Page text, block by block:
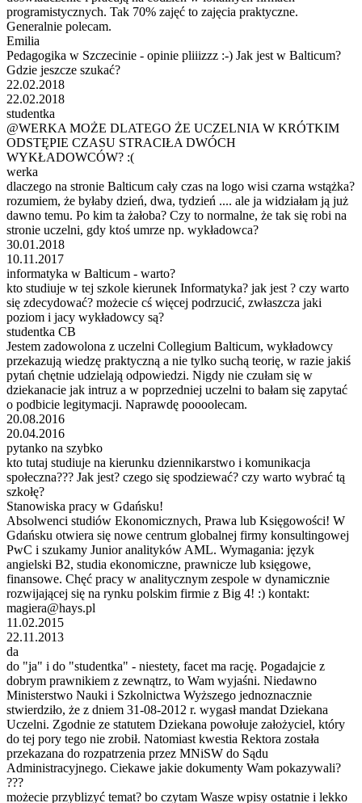
programistycznych. Tak 70% zajęć to zajęcia praktyczne.
Generalnie polecam.
Emilia
Pedagogika w Szczecinie - opinie pliiizzz :-) Jak jest w Balticum?
Gdzie jeszcze szukać?
22.02.2018
22.02.2018
studentka
@WERKA MOŻE DLATEGO ŻE UCZELNIA W KRÓTKIM
ODSTĘPIE CZASU STRACIŁA DWÓCH
WYKŁADOWCÓW? :(
werka
dlaczego na stronie Balticum cały czas na logo wisi czarna wstążka?
rozumiem, że byłaby dzień, dwa, tydzień .... ale ja widziałam ją już
dawno temu. Po kim ta żałoba? Czy to normalne, że tak się robi na
stronie uczelni, gdy ktoś umrze np. wykładowca?
30.01.2018
10.11.2017
informatyka w Balticum - warto?
kto studiuje w tej szkole kierunek Informatyka? jak jest ? czy warto
się zdecydować? możecie cś więcej podrzucić, zwłaszcza jaki
poziom i jacy wykładowcy są?
studentka CB
Jestem zadowolona z uczelni Collegium Balticum, wykładowcy
przekazują wiedzę praktyczną a nie tylko suchą teorię, w razie jakiś
pytań chętnie udzielają odpowiedzi. Nigdy nie czułam się w
dziekanacie jak intruz a w poprzedniej uczelni to bałam się zapytać
o podbicie legitymacji. Naprawdę poooolecam.
20.08.2016
20.04.2016
pytanko na szybko
kto tutaj studiuje na kierunku dziennikarstwo i komunikacja
społeczna??? Jak jest? czego się spodziewać? czy warto wybrać tą
szkołę?
Stanowiska pracy w Gdańsku!
Absolwenci studiów Ekonomicznych, Prawa lub Księgowości! W
Gdańsku otwiera się nowe centrum globalnej firmy konsultingowej
PwC i szukamy Junior analityków AML. Wymagania: język
angielski B2, studia ekonomiczne, prawnicze lub księgowe,
finansowe. Chęć pracy w analitycznym zespole w dynamicznie
rozwijającej się na rynku polskim firmie z Big 4! :) kontakt:
magiera@hays.pl
11.02.2015
22.11.2013
da
do "ja" i do "studentka" - niestety, facet ma rację. Pogadajcie z
dobrym prawnikiem z zewnątrz, to Wam wyjaśni. Niedawno
Ministerstwo Nauki i Szkolnictwa Wyższego jednoznacznie
stwierdziło, że z dniem 31-08-2012 r. wygasł mandat Dziekana
Uczelni. Zgodnie ze statutem Dziekana powołuje założyciel, który
do tej pory tego nie zrobił. Natomiast kwestia Rektora została
przekazana do rozpatrzenia przez MNiSW do Sądu
Administracyjnego. Ciekawe jakie dokumenty Wam pokazywali?
???
możecie przyblizyć temat? bo czytam Wasze wpisy ostatnie i lekko